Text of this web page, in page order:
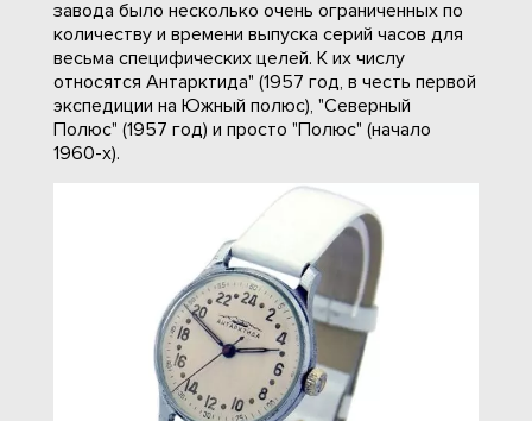
завода было несколько очень ограниченных по
количеству и времени выпуска серий часов для
весьма специфических целей. К их числу
относятся Антарктида" (1957 год, в честь первой
экспедиции на Южный полюс), "Северный
Полюс" (1957 год) и просто "Полюс" (начало
1960-х).